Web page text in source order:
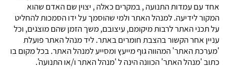
אחד עם עמדות התנועה , במקרים כאלה , יצוין שם האדם שהוא
המקור לידיעה. למנהל האתר ולמי שהוסמך על ידו הסמכות להחליט
על תכני האתר לרבות מיקומם, עיצובם, משך הזמן שהם מוצגים, וכל
עניין אחר הקשור בהצבת חומרים באתר. ליד מנהל האתר פועלת
'מערכת האתר' המהווה גוף מייעץ ומסייע למנהל האתר. בכל מקום בו
כתוב 'מנהל האתר' הכוונה הינה ל 'מנהל האתר ו/או התנועה'.